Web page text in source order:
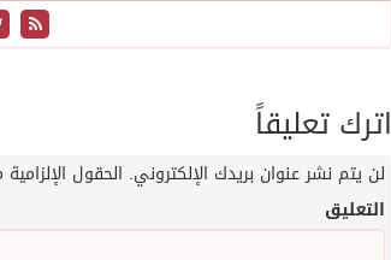
اترك تعليقاً
لن يتم نشر عنوان بريدك الإلكتروني. الحقول
التعليق